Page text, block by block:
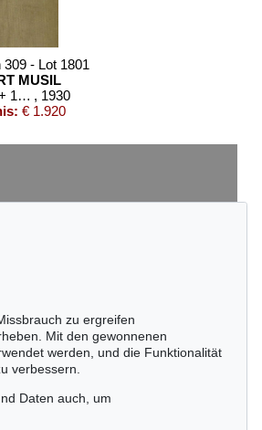
309 - Lot 1801
MUSIL
3 Bde. + 1 Beig. (1930), 4 Tle. , 1930
€ 1.920
zu ergreifen
Mit den gewonnenen
werden, und die Funktionalität
verbessern.
Daten auch, um